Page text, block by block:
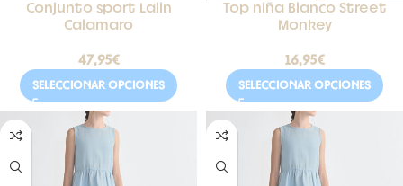
Conjunto sport Lalin
Calamaro
47,95€
SELECCIONAR OPCIONES
Top niña Blanco Street
Monkey
16,95€
SELECCIONAR OPCIONES